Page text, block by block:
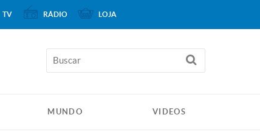
MUNDO VIDEOS
TV RÁDIO LOJA